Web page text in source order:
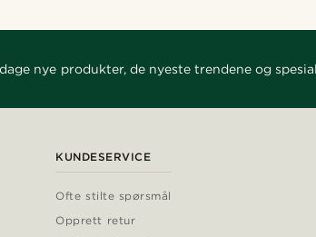
nye produkter, de nyeste trendene og
KUNDESERVICE
Ofte stilte spørsmål
Opprett retur